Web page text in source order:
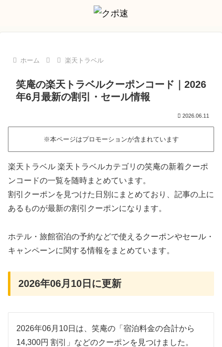
ホーム 楽天トラベル
笑庵の楽天トラベルクーポンコード｜2026
年6月最新の割引・セール情報
2026.06.11
※本ページはプロモーションが含まれています
楽天トラベル 楽天トラベルカテゴリの笑庵の新着クーポ
ンコードの一覧を随時まとめています。
割引クーポンを見つけた日別にまとめており、記事の上に
あるものが最新の割引クーポンになります。
ホテル・旅館宿泊の予約などで使えるクーポンやセール・
キャンペーンに関する情報をまとめています。
2026年06月10日に更新
2026年06月10日は、笑庵の「宿泊料金の合計から
14,300円 割引」などのクーポンを見つけました。